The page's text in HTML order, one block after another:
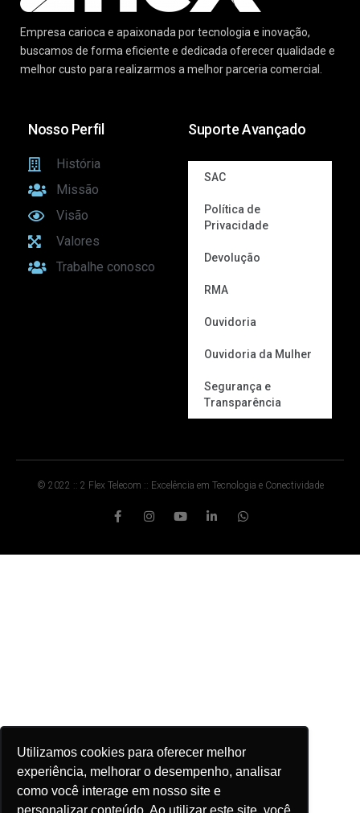
Utilizamos cookies para oferecer melhor
experiência, melhorar o desempenho, analisar
como você interage em nosso site e
Empresa carioca e apaixonada por tecnologia e inovação,
buscamos de forma eficiente e dedicada oferecer qualidade e
melhor custo para realizarmos a melhor parceria comercial.
Nosso Perfil
História
Missão
Visão
Valores
Trabalhe conosco
Suporte Avançado
SAC
Política de
Privacidade
Devolução
RMA
Ouvidoria
Ouvidoria da Mulher
Segurança e
Transparência
© 2022 :: 2 Flex Telecom :: Excelência em Tecnologia e Conectividade